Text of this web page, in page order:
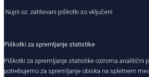
Nujni oz. zahtevani piškotki so vključeni
Piškotki za spremljanje statistike
Piškotki za spremljanje statistike oziroma analitični
potrebujemo za spremljanje obiska na spletnem